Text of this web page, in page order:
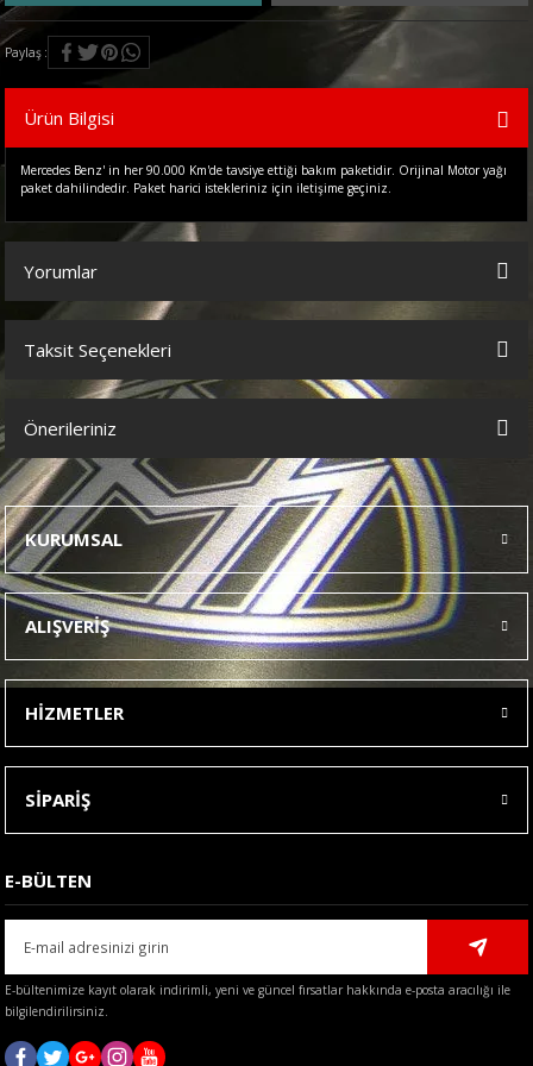
Paylaş
Ürün Bilgisi
Mercedes Benz' in her 90.000 Km'de tavsiye ettiği bakım paketidir. Orijinal Motor yağı
paket dahilindedir. Paket harici istekleriniz için iletişime geçiniz.
Yorumlar
Bu ürüne ilk yorumu siz yapın!
Taksit Seçenekleri
Önerileriniz
Bu ürünün fiyat bilgisi, resim, ürün açıklamalarında ve diğer
konularda yetersiz gördüğünüz noktaları öneri formunu kullanarak
tarafımıza iletebilirsiniz.
Görüş ve önerileriniz için teşekkür ederiz.
Ürün resmi kalitesiz, bozuk veya görüntülenemiyor.
Ürün açıklamasında eksik bilgiler bulunuyor.
Ürün bilgilerinde hatalar bulunuyor.
Ürün fiyatı diğer sitelerden daha pahalı.
Bu ürüne benzer farklı alternatifler olmalı.
Gönder
KURUMSAL
ALIŞVERİŞ
HİZMETLER
SİPARİŞ
E-BÜLTEN
E-bültenimize kayıt olarak indirimli, yeni ve güncel fırsatlar hakkında e-posta aracılığı ile
bilgilendirilirsiniz.